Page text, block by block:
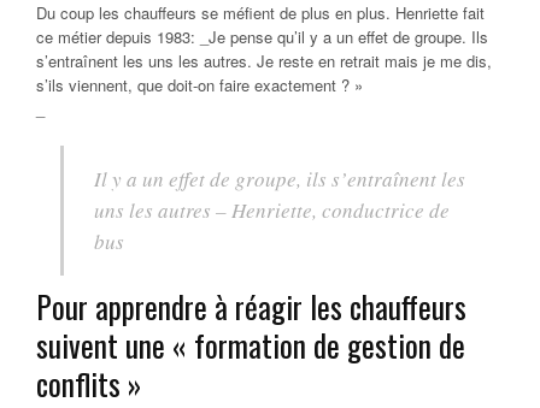
Du coup les chauffeurs se méfient de plus en plus. Henriette fait
ce métier depuis 1983: _Je pense qu’il y a un effet de groupe. Ils
s’entraînent les uns les autres. Je reste en retrait mais je me dis,
s’ils viennent, que doit-on faire exactement ? »
Il y a un effet de groupe, ils s’entraînent les
uns les autres – Henriette, conductrice de
bus
Pour apprendre à réagir les chauffeurs
suivent une « formation de gestion de
conflits »